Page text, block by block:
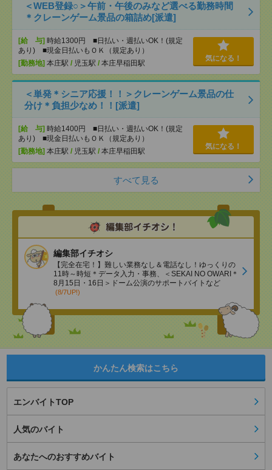
＜WEB登録○＞午前・午後のみなど選べる勤務時間
＊クレーンゲーム景品の箱詰め[派遣]
[給 与] 時給1300円 ■日払い・週払いOK！(規定
あり) ■現金日払いもＯＫ（規定あり）
[勤務地] 本庄駅 / 児玉駅 / 本庄早稲田駅
気になる！
＜単発＊シニア応援！！＞クレーンゲーム景品の仕
分け＊負担少なめ！！[派遣]
[給 与] 時給1400円 ■日払い・週払いOK！(規定
あり) ■現金日払いもＯＫ（規定あり）
[勤務地] 本庄駅 / 児玉駅 / 本庄早稲田駅
気になる！
すべて見る
編集部イチオシ
【完全在宅！】難しい業務なし＆電話なし！ゆっくりの
11時～時短＊データ入力・事務、＜SEKAI NO OWARI＊
8月15日・16日＞ドーム公演のサポートバイトなど
(8/7UP!)
かんたん検索はこちら
エンバイトTOP
人気のバイト
あなたへのおすすめバイト